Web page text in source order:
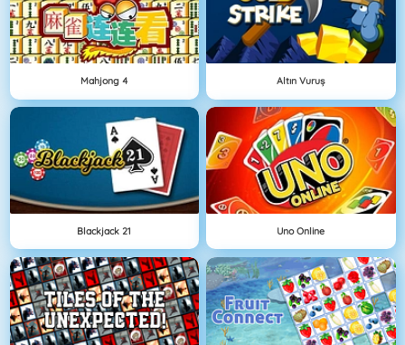
Mahjong 4 Altın Vuruş
Blackjack 21 Uno Online